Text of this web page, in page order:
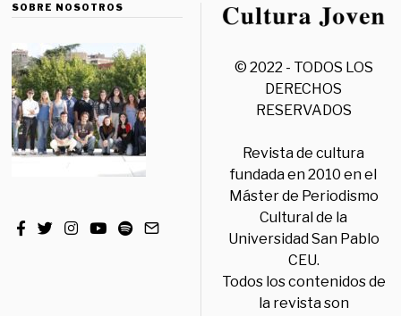
SOBRE NOSOTROS
© 2022 - TODOS LOS
DERECHOS
RESERVADOS
Revista de cultura
fundada en 2010 en el
Máster de Periodismo
Cultural de la
Universidad San Pablo
CEU.
Todos los contenidos de
la revista son